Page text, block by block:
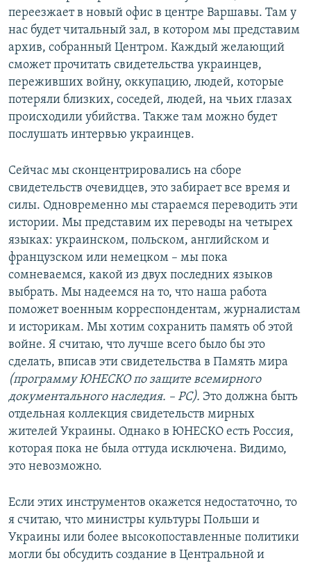
переезжает в новый офис в центре Варшавы. Там у
нас будет читальный зал, в котором мы представим
архив, собранный Центром. Каждый желающий
сможет прочитать свидетельства украинцев,
переживших войну, оккупацию, людей, которые
потеряли близких, соседей, людей, на чьих глазах
происходили убийства. Также там можно будет
послушать интервью украинцев.
Сейчас мы сконцентрировались на сборе
свидетельств очевидцев, это забирает все время и
силы. Одновременно мы стараемся переводить эти
истории. Мы представим их переводы на четырех
языках: украинском, польском, английском и
французском или немецком – мы пока
сомневаемся, какой из двух последних языков
выбрать. Мы надеемся на то, что наша работа
поможет военным корреспондентам, журналистам
и историкам. Мы хотим сохранить память об этой
войне. Я считаю, что лучше всего было бы это
сделать, вписав эти свидетельства в Память мира
(программу ЮНЕСКО по защите всемирного
документального наследия. – РС). Это должна быть
отдельная коллекция свидетельств мирных
жителей Украины. Однако в ЮНЕСКО есть Россия,
которая пока не была оттуда исключена. Видимо,
это невозможно.
Если этих инструментов окажется недостаточно, то
я считаю, что министры культуры Польши и
Украины или более высокопоставленные политики
могли бы обсудить создание в Центральной и